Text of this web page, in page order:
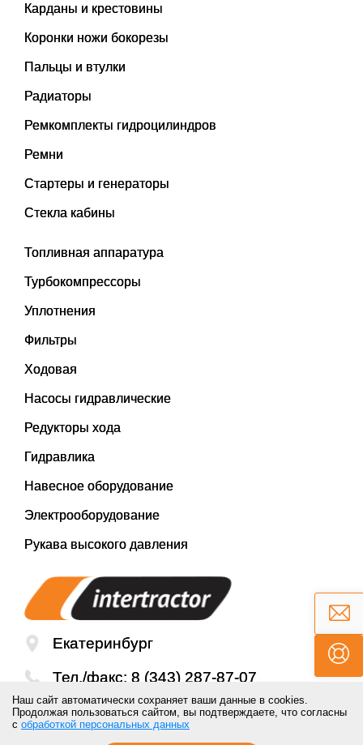
Карданы и крестовины
Коронки ножи бокорезы
Пальцы и втулки
Радиаторы
Ремкомплекты гидроцилиндров
Ремни
Стартеры и генераторы
Стекла кабины
Топливная аппаратура
Турбокомпрессоры
Уплотнения
Фильтры
Ходовая
Насосы гидравлические
Редукторы хода
Гидравлика
Навесное оборудование
Электрооборудование
Рукава высокого давления
Екатеринбург
Тел./факс: 8 (343) 287-87-07
Email:mail@inter-tractor.ru
Наш сайт автоматически сохраняет ваши данные в cookies.
Продолжая пользоваться сайтом, вы подтверждаете, что согласны
с обработкой персональных данных